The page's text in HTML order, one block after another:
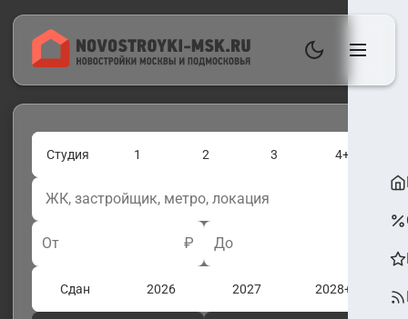
Студия 1 2 3 4+
От ₽ До
Сдан 2026 2027 2028+